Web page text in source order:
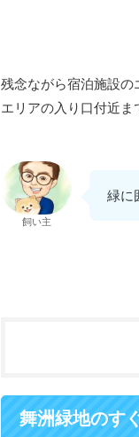
残念ながら宿泊施設の
エリアの入り口付近ま
飼い主
緑に
舞洲緑地のす